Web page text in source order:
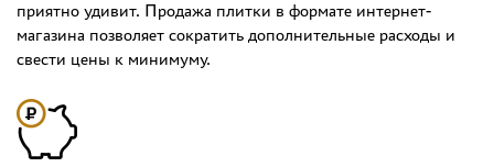
приятно удивит. Продажа плитки в формате интернет-
магазина позволяет сократить дополнительные расходы и
свести цены к минимуму.